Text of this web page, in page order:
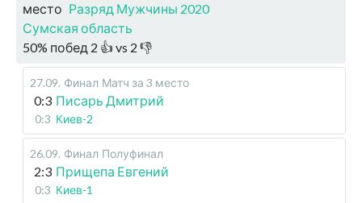
место Разряд Мужчины 2020
Сумская область
50% побед 2 👍 vs 2 👎
27.09. Финал Матч за 3 место
0:3 Писарь Дмитрий
0:3 Киев-2
26.09. Финал Полуфинал
2:3 Прищепа Евгений
0:3 Киев-1